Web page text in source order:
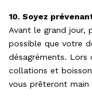
10. Soyez
Avant le grand jour,
possible que votre
désagréments. Lors
collations et
vous prêteront